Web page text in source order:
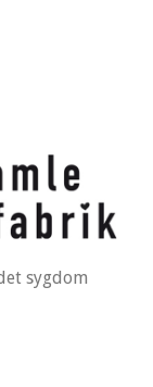
sygdom